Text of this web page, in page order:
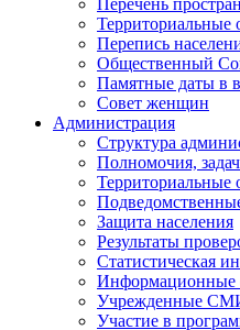
Перечень
Территориальные
Перепись
Общественный
Памятные даты в
Совет женщин
Администрация
Структура
Полномочия,
Территориальные
Защита населения
Результаты
Статистическая
Информационные
Учрежденные
Участие в